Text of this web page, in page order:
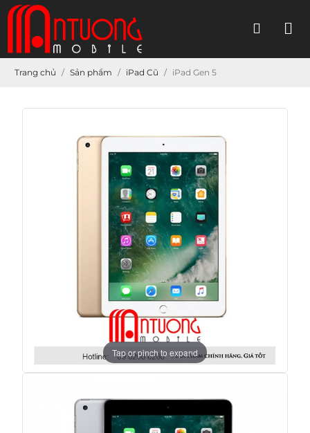
Trang chủ Sản phẩm iPad Cũ iPad Gen 5
Tap or pinch to expand